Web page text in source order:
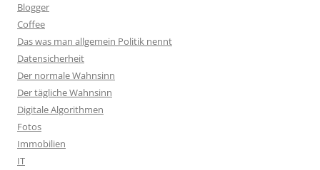
Blogger
Coffee
Das was man allgemein Politik nennt
Datensicherheit
Der normale Wahnsinn
Der tägliche Wahnsinn
Digitale Algorithmen
Fotos
Immobilien
IT